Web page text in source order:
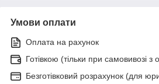
Умови оплати
Оплата на рахунок
Готівкою (тільки при самовивозі з
Безготівковий розрахунок (для